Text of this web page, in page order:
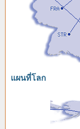
แผนที่โลก